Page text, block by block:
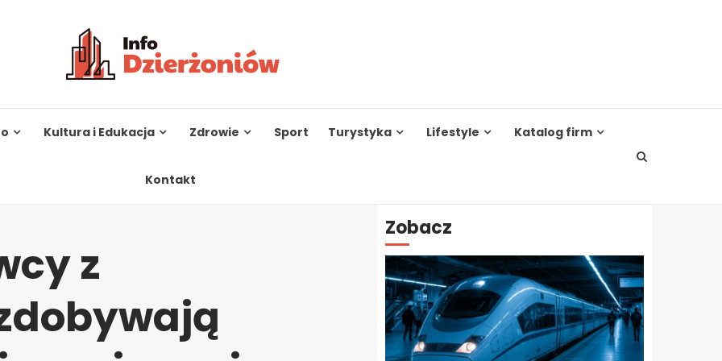
Kultura i Edukacja Zdrowie Sport Turystyka Lifestyle Katalog firm
Kontakt
z
Zobacz